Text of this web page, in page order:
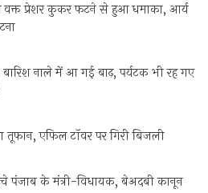
वक्त प्रेशर कुकर फटने से हुआ धमाका, आर्य
नाले में आ गई बाढ़, पर्यटक भी रह गए
एफिल टॉवर पर गिरी बिजली
के मंत्री-विधायक, बेअदबी कानून